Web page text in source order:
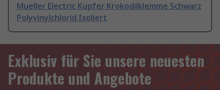
Mueller Electric Kupfer Krokodilklemme Schwarz
Polyvinylchlorid Isoliert
Exklusiv für Sie unsere neuesten
Produkte und Angebote